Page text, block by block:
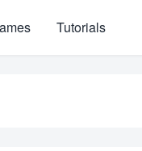
Tutorials